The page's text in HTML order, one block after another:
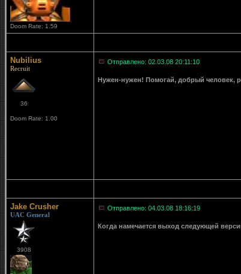
Doom Rate: 1.59
Nubilius
Recruit
36
Doom Rate: 1.00
Отправлено: 02.03.08 20:11:10
Нужен-нужен! Помогай, добрый человек,
Jake Crusher
UAC General
3908
Отправлено: 04.03.08 18:16:19
Когда намечается выход следующей